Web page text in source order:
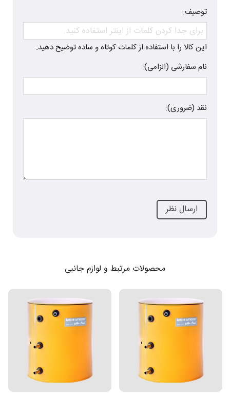
توصیف:
این کالا را با استفاده از کلمات کوتاه و ساده توضیح دهید.
نام سفارشی (الزامی):
نقد (ضروری):
محصولات مرتبط و لوازم جانبی